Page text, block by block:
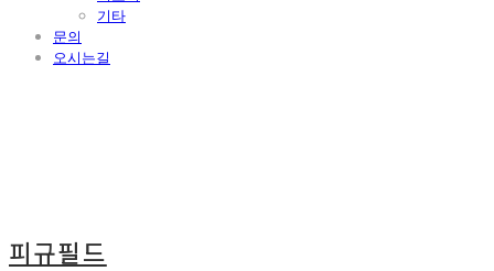
기타
문의
오시는길
피규필드